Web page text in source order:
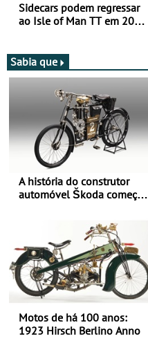
Sidecars podem regressar
ao Isle of Man TT em 2027
Sabia que
A história do construtor
automóvel Škoda começou
Motos de há 100 anos:
1923 Hirsch Berlino Anno